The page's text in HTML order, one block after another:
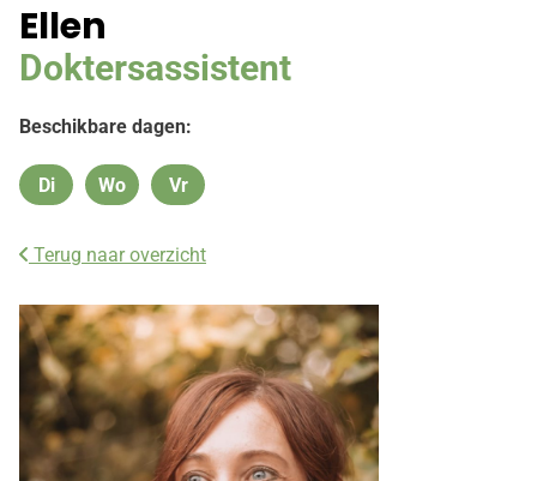
Ellen
Doktersassistent
Beschikbare dagen:
Dinsdag
Di Woensdag
Wo Vrijdag
Vr
Terug naar overzicht